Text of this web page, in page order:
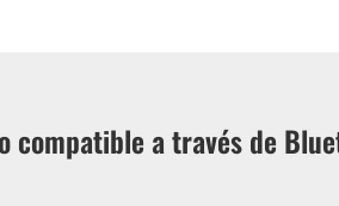
a través de